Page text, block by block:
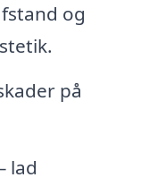
og
på
lad